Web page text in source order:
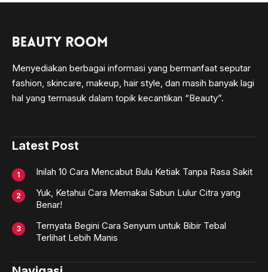
Menyediakan berbagai informasi yang bermanfaat seputar
fashion, skincare, makeup, hair style, dan masih banyak lagi
hal yang termasuk dalam topik kecantikan “Beauty”.
Latest Post
Inilah 10 Cara Mencabut Bulu Ketiak Tanpa Rasa Sakit
Yuk, Ketahui Cara Memakai Sabun Lulur Citra yang
Benar!
Ternyata Begini Cara Senyum untuk Bibir Tebal
Terlihat Lebih Manis